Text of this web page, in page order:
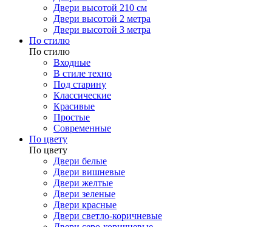
Двери высотой 210 см
Двери высотой 2 метра
Двери высотой 3 метра
По стилю
По стилю
Входные
В стиле техно
Под старину
Классические
Красивые
Простые
Современные
По цвету
По цвету
Двери белые
Двери вишневые
Двери желтые
Двери зеленые
Двери красные
Двери светло-коричневые